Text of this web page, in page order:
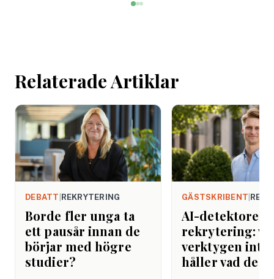
Relaterade Artiklar
DEBATT REKRYTERING
Borde fler unga ta
ett pausår innan de
börjar med högre
studier?
GÄSTSKRIBENT
AI-detektorer i
rekrytering:
verktygen inte
håller vad de